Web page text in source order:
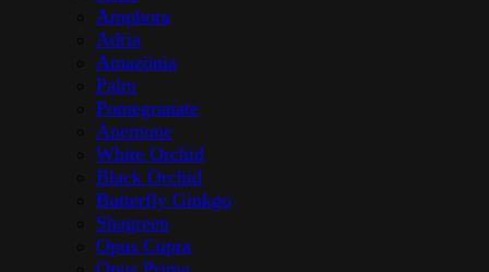
Amphora
Adria
Amazōnia
Palm
Pomegranate
Anemone
White Orchid
Black Orchid
Butterfly Ginkgo
Shagreen
Opus Cupra